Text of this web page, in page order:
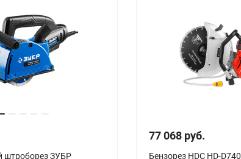
штроборез ЗУБР
77 068 руб.
Бензорез HDC HD-D740